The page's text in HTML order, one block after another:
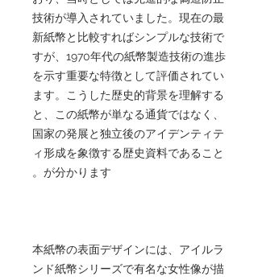
技術が導入されていました。現在の最
新紙幣と比較すればシンプルな技術で
すが、1970年代の紙幣製造技術の進歩
を示す重要な特徴として評価されてい
ます。こうした歴史的背景を理解する
と、この紙幣が単なる通貨ではなく、
国家の発展と独立後のアイデンティテ
ィ形成を象徴する歴史資料であること
が分かります。
本紙幣の表面デザインには、アイルラ
ンド紙幣シリーズで有名な女性像が描